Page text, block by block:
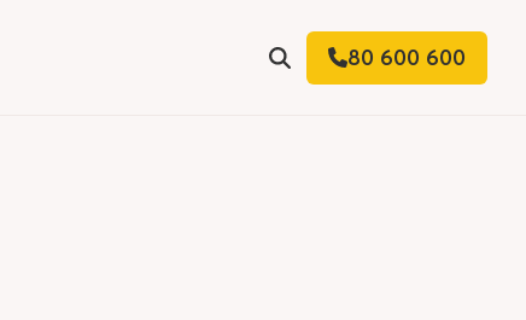
Søg
80 600 600